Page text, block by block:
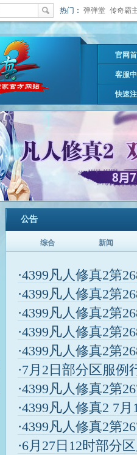
热门： 弹弹堂 传奇霸
官网
客服
快速
公告
综合 新闻
·4399凡人修真2第
·4399凡人修真2第
·4399凡人修真2第
·4399凡人修真2第
·4399凡人修真2第
·7月2日部分区服例
·4399凡人修真2第
·4399凡人修真2 7
·4399凡人修真2第
·6月27日12时部分